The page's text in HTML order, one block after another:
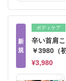
新
規
ボディケア
辛い首肩
￥3980（
¥3,980